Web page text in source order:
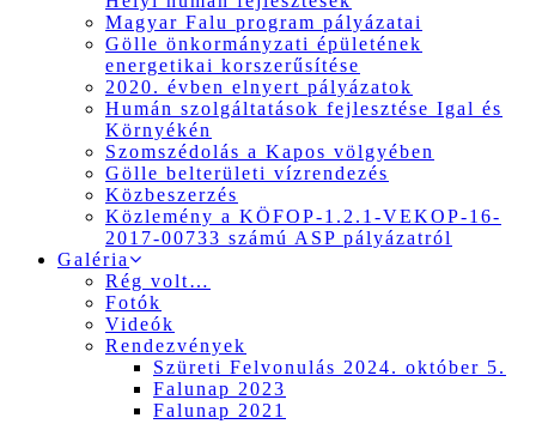
Magyar Falu program pályázatai
Gölle önkormányzati épületének
energetikai korszerűsítése
2020. évben elnyert pályázatok
Humán szolgáltatások fejlesztése Igal és
Környékén
Szomszédolás a Kapos völgyében
Gölle belterületi vízrendezés
Közbeszerzés
Közlemény a KÖFOP-1.2.1-VEKOP-16-
2017-00733 számú ASP pályázatról
Galéria
Rég volt…
Fotók
Videók
Rendezvények
Szüreti Felvonulás 2024. október 5.
Falunap 2023
Falunap 2021